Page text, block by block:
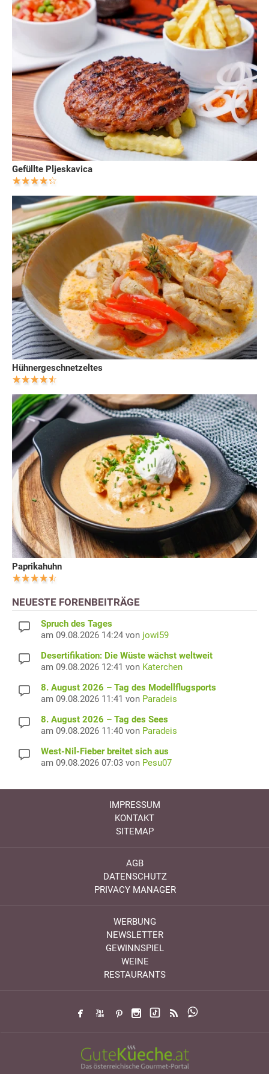
Gefüllte Pljeskavica
Hühnergeschnetzeltes
Paprikahuhn
NEUESTE FORENBEITRÄGE
Spruch des Tages
am 09.08.2026 14:24 von jowi59
Desertifikation: Die Wüste wächst weltweit
am 09.08.2026 12:41 von Katerchen
8. August 2026 – Tag des Modellflugsports
am 09.08.2026 11:41 von Paradeis
8. August 2026 – Tag des Sees
am 09.08.2026 11:40 von Paradeis
West-Nil-Fieber breitet sich aus
am 09.08.2026 07:03 von Pesu07
IMPRESSUM
KONTAKT
SITEMAP
AGB
DATENSCHUTZ
PRIVACY MANAGER
WERBUNG
NEWSLETTER
GEWINNSPIEL
WEINE
RESTAURANTS